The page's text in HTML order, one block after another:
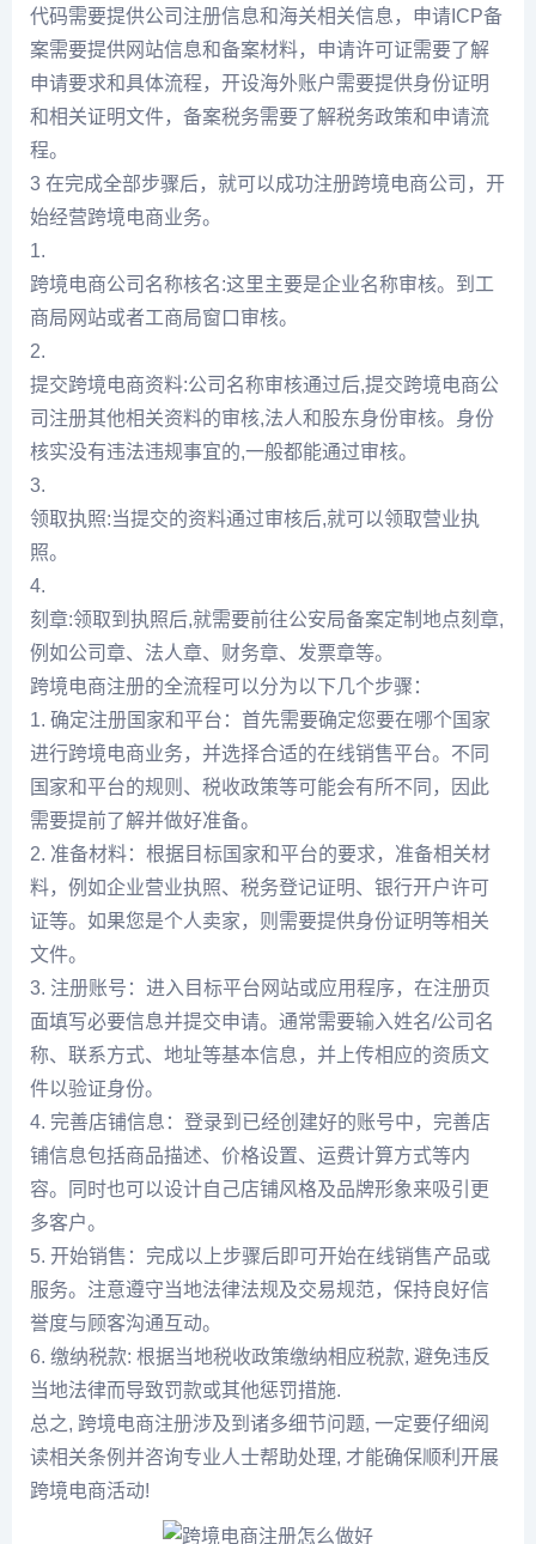
代码需要提供公司注册信息和海关相关信息，申请ICP备
案需要提供网站信息和备案材料，申请许可证需要了解
申请要求和具体流程，开设海外账户需要提供身份证明
和相关证明文件，备案税务需要了解税务政策和申请流
程。
3 在完成全部步骤后，就可以成功注册跨境电商公司，开
始经营跨境电商业务。
1.
跨境电商公司名称核名:这里主要是企业名称审核。到工
商局网站或者工商局窗口审核。
2.
提交跨境电商资料:公司名称审核通过后,提交跨境电商公
司注册其他相关资料的审核,法人和股东身份审核。身份
核实没有违法违规事宜的,一般都能通过审核。
3.
领取执照:当提交的资料通过审核后,就可以领取营业执
照。
4.
刻章:领取到执照后,就需要前往公安局备案定制地点刻章,
例如公司章、法人章、财务章、发票章等。
跨境电商注册的全流程可以分为以下几个步骤：
1. 确定注册国家和平台：首先需要确定您要在哪个国家
进行跨境电商业务，并选择合适的在线销售平台。不同
国家和平台的规则、税收政策等可能会有所不同，因此
需要提前了解并做好准备。
2. 准备材料：根据目标国家和平台的要求，准备相关材
料，例如企业营业执照、税务登记证明、银行开户许可
证等。如果您是个人卖家，则需要提供身份证明等相关
文件。
3. 注册账号：进入目标平台网站或应用程序，在注册页
面填写必要信息并提交申请。通常需要输入姓名/公司名
称、联系方式、地址等基本信息，并上传相应的资质文
件以验证身份。
4. 完善店铺信息：登录到已经创建好的账号中，完善店
铺信息包括商品描述、价格设置、运费计算方式等内
容。同时也可以设计自己店铺风格及品牌形象来吸引更
多客户。
5. 开始销售：完成以上步骤后即可开始在线销售产品或
服务。注意遵守当地法律法规及交易规范，保持良好信
誉度与顾客沟通互动。
6. 缴纳税款: 根据当地税收政策缴纳相应税款, 避免违反
当地法律而导致罚款或其他惩罚措施.
总之, 跨境电商注册涉及到诸多细节问题, 一定要仔细阅
读相关条例并咨询专业人士帮助处理, 才能确保顺利开展
跨境电商活动!